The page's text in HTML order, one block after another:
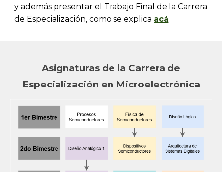
y además presentar el Trabajo Final de la Carrera
de Especialización, como se explica acá.
Asignaturas de la Carrera de
Especialización en Microelectrónica